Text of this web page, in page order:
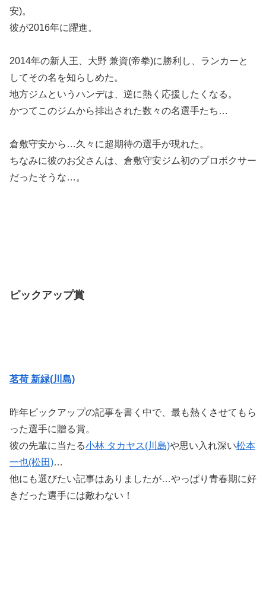
安)。
彼が2016年に躍進。
2014年の新人王、大野 兼資(帝拳)に勝利し、ランカーと
してその名を知らしめた。
地方ジムというハンデは、逆に熱く応援したくなる。
かつてこのジムから排出された数々の名選手たち…
倉敷守安から…久々に超期待の選手が現れた。
ちなみに彼のお父さんは、倉敷守安ジム初のプロボクサー
だったそうな…。
ピックアップ賞
茗荷 新緑(川島)
昨年ピックアップの記事を書く中で、最も熱くさせてもら
った選手に贈る賞。
彼の先輩に当たる小林 タカヤス(川島)や思い入れ深い松本
一也(松田)…
他にも選びたい記事はありましたが…やっぱり青春期に好
きだった選手には敵わない！